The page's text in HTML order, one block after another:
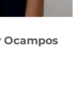
Ocampos